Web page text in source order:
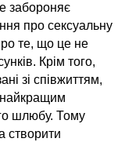
забороняє
про сексуальну
те, що це не
Крім того,
зі співжиттям,
шлюбу. Тому
створити